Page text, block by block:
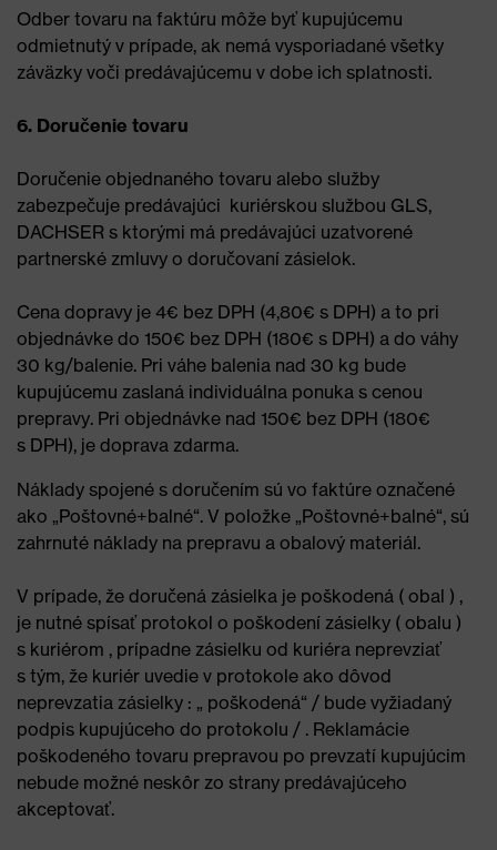
Odber tovaru na faktúru môže byť kupujúcemu
odmietnutý v prípade, ak nemá vysporiadané všetky
záväzky voči predávajúcemu v dobe ich splatnosti.
6. Doručenie tovaru
Doručenie objednaného tovaru alebo služby
zabezpečuje predávajúci kuriérskou službou GLS,
DACHSER s ktorými má predávajúci uzatvorené
partnerské zmluvy o doručovaní zásielok.
Cena dopravy je 4€ bez DPH (4,80€ s DPH) a to pri
objednávke do 150€ bez DPH (180€ s DPH) a do váhy
30 kg/balenie. Pri váhe balenia nad 30 kg bude
kupujúcemu zaslaná individuálna ponuka s cenou
prepravy. Pri objednávke nad 150€ bez DPH (180€
s DPH), je doprava zdarma.
Náklady spojené s doručením sú vo faktúre označené
ako „Poštovné+balné“. V položke „Poštovné+balné“, sú
zahrnuté náklady na prepravu a obalový materiál.
V prípade, že doručená zásielka je poškodená ( obal ) ,
je nutné spísať protokol o poškodení zásielky ( obalu )
s kuriérom , prípadne zásielku od kuriéra neprevziať
s tým, že kuriér uvedie v protokole ako dôvod
neprevzatia zásielky : „ poškodená“ / bude vyžiadaný
podpis kupujúceho do protokolu / . Reklamácie
poškodeného tovaru prepravou po prevzatí kupujúcim
nebude možné neskôr zo strany predávajúceho
akceptovať.